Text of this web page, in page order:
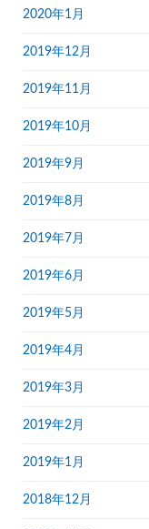
2020年1月
2019年12月
2019年11月
2019年10月
2019年9月
2019年8月
2019年7月
2019年6月
2019年5月
2019年4月
2019年3月
2019年2月
2019年1月
2018年12月